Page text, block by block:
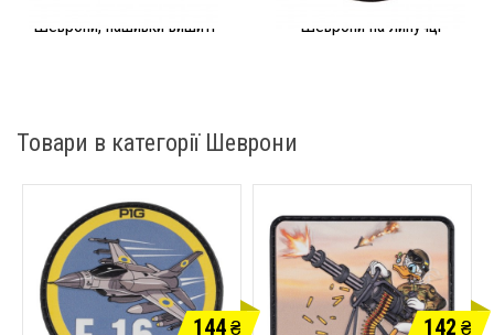
Шеврони, нашивки вишиті Шеврони на липучці
Товари в категорії Шеврони
144₴ 142 ₴